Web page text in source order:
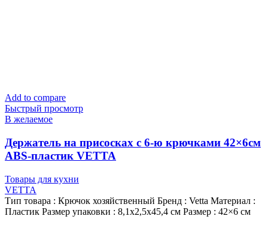
Add to compare
Быстрый просмотр
В желаемое
Держатель на присосках с 6-ю крючками 42×6см
ABS-пластик VETTA
Товары для кухни
VETTA
Тип товара : Крючок хозяйственный Бренд : Vetta Материал :
Пластик Размер упаковки : 8,1х2,5х45,4 см Размер : 42×6 см